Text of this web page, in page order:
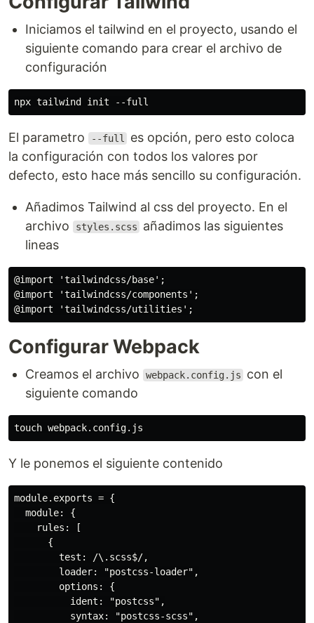
Iniciamos el tailwind en el proyecto, usando el
siguiente comando para crear el archivo de
configuración
El parametro --full
es opción, pero esto coloca
la configuración con todos los valores por
defecto, esto hace más sencillo su configuración.
Añadimos Tailwind al css del proyecto. En el
archivo
styles.scss
añadimos las siguientes
lineas
@import 'tailwindcss/base';
@import 'tailwindcss/components';
Configurar Webpack
Creamos el archivo webpack.config.js
con el
siguiente comando
Y le ponemos el siguiente contenido
module.exports = {
  module: {
    rules: [
      {
        test: /\.scss$/,
        loader: "postcss-loader",
        options: {
          ident: "postcss",
          syntax: "postcss-scss",